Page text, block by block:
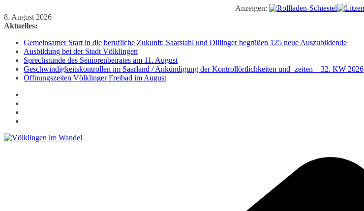
Anzeigen:
Zum
Inhalt
8. August 2026
Aktuelles:
Gemeinsamer Start in die berufliche Zukunft: Saarstahl und Dillinger begrüßen 125 neue Auszubildende
Ausbildung bei der Stadt Völklingen
Sprechstunde des Seniorenbeirates am 11. August
Geschwindigkeitskontrollen im Saarland / Ankündigung der Kontrollörtlichkeiten und -zeiten – 32. KW 2026
Öffnungszeiten Völklinger Freibad im August